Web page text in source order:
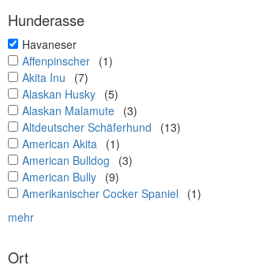
Hunderasse
undefined
Havaneser
undefined
Affenpinscher (1)
undefined
Akita Inu
(7)
undefined
Alaskan Husky (5)
undefined
Alaskan Malamute (3)
undefined
Altdeutscher Schäferhund
(13)
undefined
American Akita (1)
undefined
American Bulldog
(3)
undefined
American Bully (9)
undefined
Amerikanischer Cocker Spaniel
(1)
mehr
Ort